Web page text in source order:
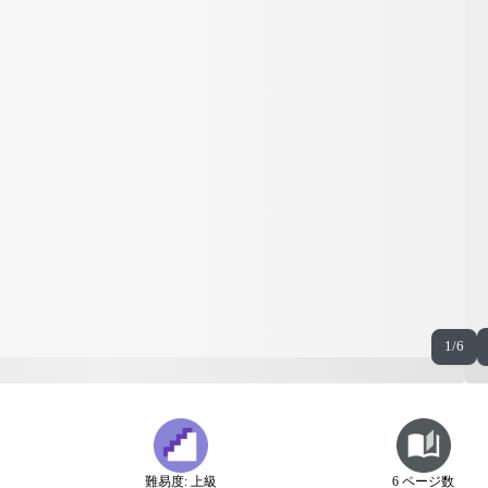
1/6
難易度: 上級 6 ページ数